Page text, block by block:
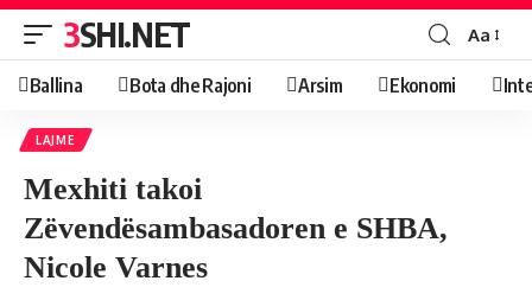
3SHI.NET Aa
Ballina Bota dhe Rajoni Arsim Ekonomi
LAJME
Mexhiti takoi
Zëvendësambasadoren e SHBA,
Nicole Varnes